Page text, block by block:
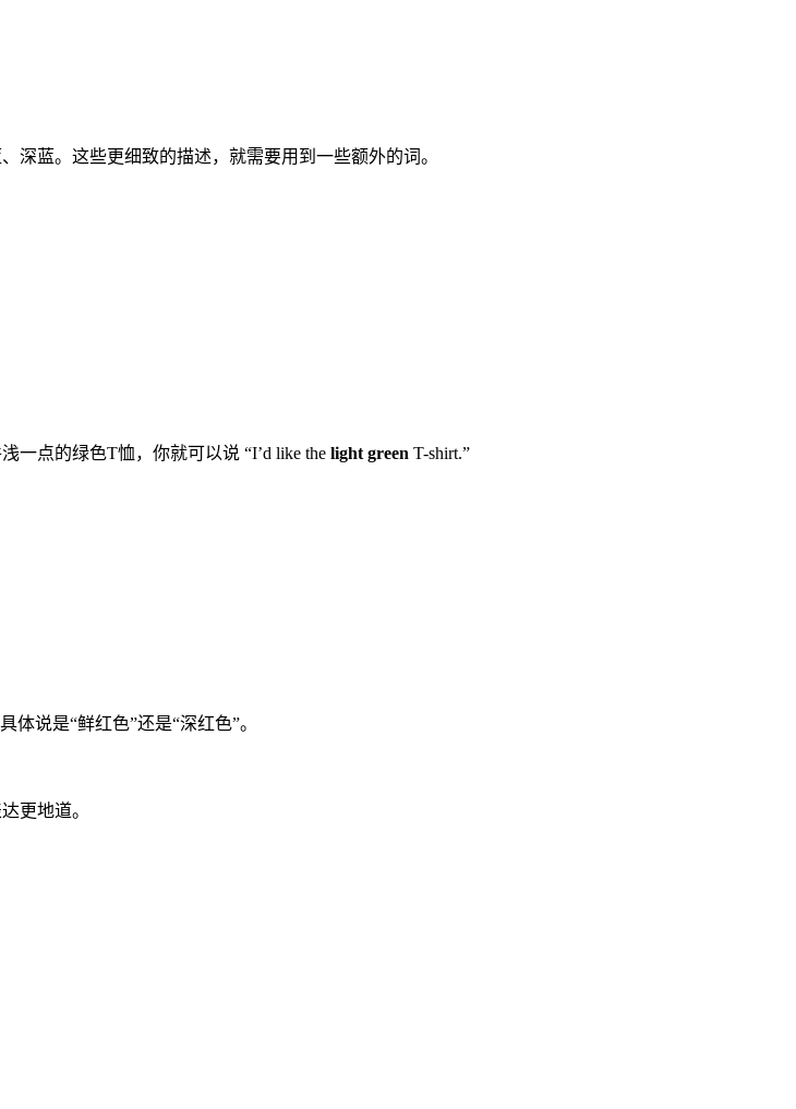
深蓝。这些更细致的描述，就需要用到一些额外的词。
一点的绿色T恤，你就可以说 “I’d like the light green T-shirt.”
说是“鲜红色”还是“深红色”。
更地道。